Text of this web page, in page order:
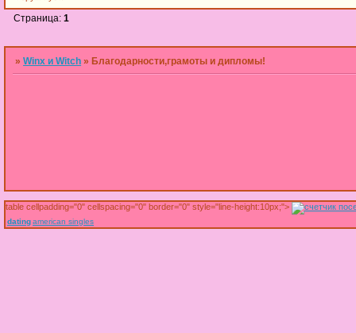
Страница:1
»Winx и Witch » Благодарности,грамоты и дипломы!
table cellpadding="0" cellspacing="0" border="0" style="line-height:10px;">
datingamerican singles